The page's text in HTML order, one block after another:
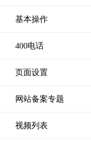
基本操作
400电话
页面设置
网站备案专题
视频列表